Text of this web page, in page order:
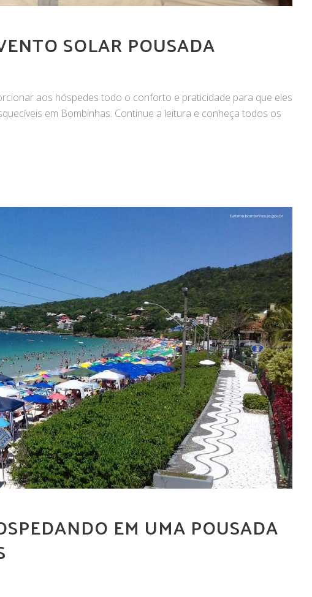
SOLAR POUSADA
aos hóspedes todo o conforto e praticidade para que eles
em Bombinhas. Continue a leitura e conheça todos os
EM UMA POUSADA